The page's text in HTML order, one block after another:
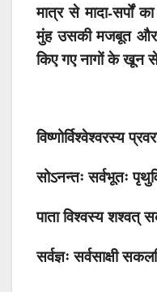
मात्र से मादा-सर्पों
मुंह उसकी मजबूत और
किए गए नागों के खून
विष्णोर्विश्वेश्वरस्य
सोऽनन्तः सर्वभूतः
पाता विश्वस्य शश्वत्
सर्वज्ञः सर्वसाक्षी